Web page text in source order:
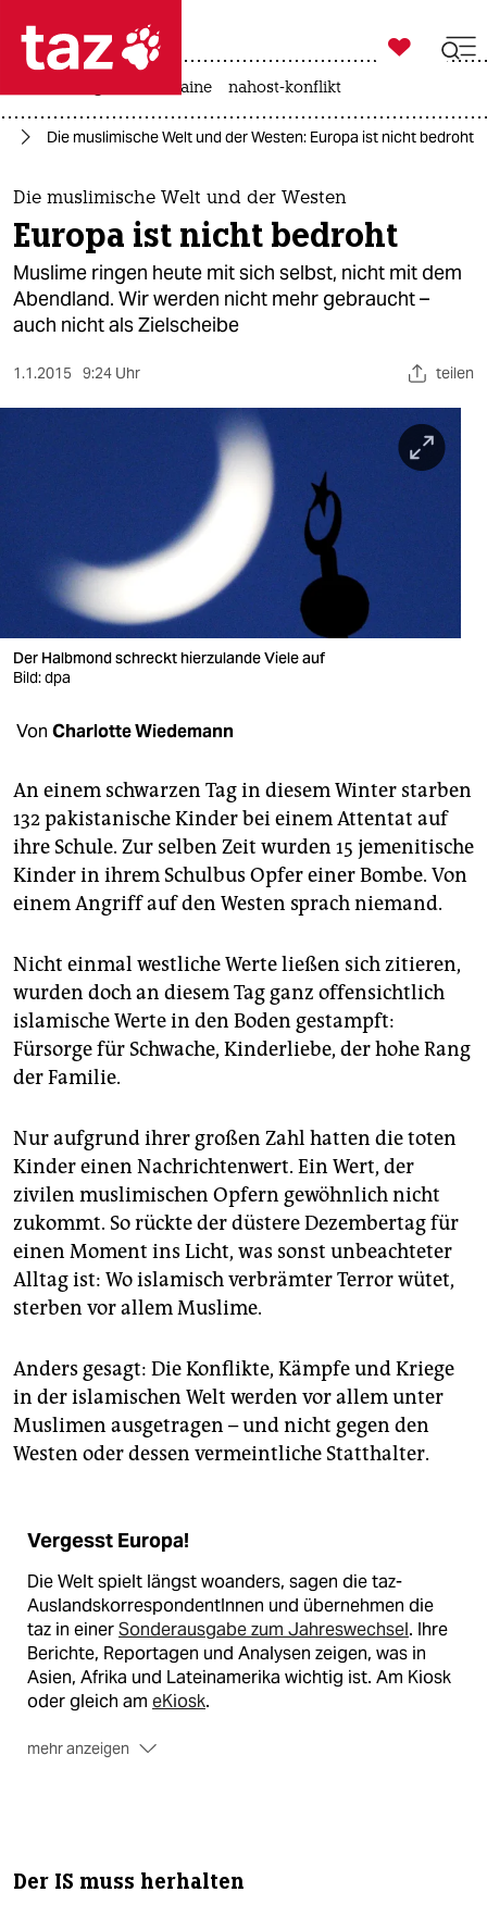
 taz zahl ich
taz zahl ich
themen
politik
öko
wahrheit
verlag
verlag
veranstaltungen
fragen & hilfe
unterstützen
abo
epaper login

taz zahl ich
krieg in der ukraine nahost-konflikt
Die muslimische Welt und der Westen: Europa ist nicht bedroht
Die muslimische Welt und der Westen
Europa ist nicht bedroht
Muslime ringen heute mit sich selbst, nicht mit dem
Abendland. Wir werden nicht mehr gebraucht –
auch nicht als Zielscheibe
1.1.2015 9:24 Uhr teilen
Der Halbmond schreckt hierzulande Viele auf
Bild: dpa
Von Charlotte Wiedemann
An einem schwarzen Tag in diesem Winter starben
132 pakistanische Kinder bei einem Attentat auf
ihre Schule. Zur selben Zeit wurden 15 jemenitische
Kinder in ihrem Schulbus Opfer einer Bombe. Von
einem Angriff auf den Westen sprach niemand.
Nicht einmal westliche Werte ließen sich zitieren,
wurden doch an diesem Tag ganz offensichtlich
islamische Werte in den Boden gestampft:
Fürsorge für Schwache, Kinderliebe, der hohe Rang
der Familie.
Nur aufgrund ihrer großen Zahl hatten die toten
Kinder einen Nachrichtenwert. Ein Wert, der
zivilen muslimischen Opfern gewöhnlich nicht
zukommt. So rückte der düstere Dezembertag für
einen Moment ins Licht, was sonst unbeachteter
Alltag ist: Wo islamisch verbrämter Terror wütet,
sterben vor allem Muslime.
Anders gesagt: Die Konflikte, Kämpfe und Kriege
in der islamischen Welt werden vor allem unter
Muslimen ausgetragen – und nicht gegen den
Westen oder dessen vermeintliche Statthalter.
Vergesst Europa!
Die Welt spielt längst woanders, sagen die taz-
AuslandskorrespondentInnen und übernehmen die
taz in einerSonderausgabe zum Jahreswechsel. Ihre
Berichte, Reportagen und Analysen zeigen, was in
Asien, Afrika und Lateinamerika wichtig ist. Am Kiosk
oder gleich am eKiosk.
mehr anzeigen
Der IS muss herhalten